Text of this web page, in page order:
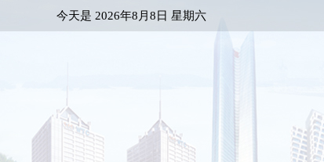
今天是 2026年8月8日 星期六